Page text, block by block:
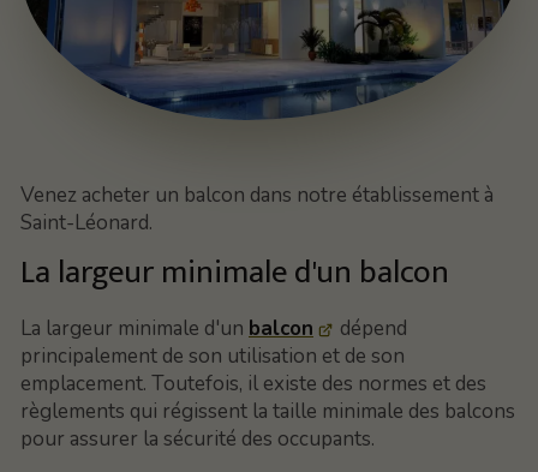
Venez acheter un balcon dans notre établissement à
Saint-Léonard.
La largeur minimale d'un balcon
La largeur minimale d'un balcon
dépend
principalement de son utilisation et de son
emplacement. Toutefois, il existe des normes et des
règlements qui régissent la taille minimale des balcons
pour assurer la sécurité des occupants.